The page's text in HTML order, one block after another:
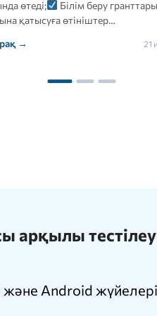
үшін электронды форматтағы
тестілеуі келесі…
→
21
арқылы
Android